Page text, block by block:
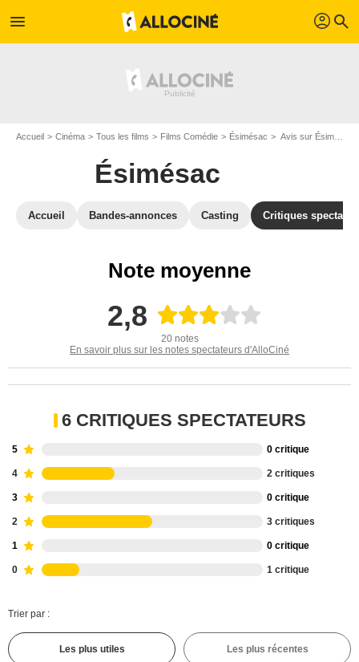
menu profil search
Accueil Cinéma Tous les films Films Comédie Ésimésac Avis sur Ésimésac
Ésimésac
Accueil Bandes-annonces Casting Critiques
Note moyenne
2,8
20 notes
En savoir plus sur les notes spectateurs d'AlloCiné
6 CRITIQUES SPECTATEURS
5 0 critique
4 2 critiques
3 0 critique
2 3 critiques
1 0 critique
0 1 critique
Trier par :
Les plus utiles Les plus récentes